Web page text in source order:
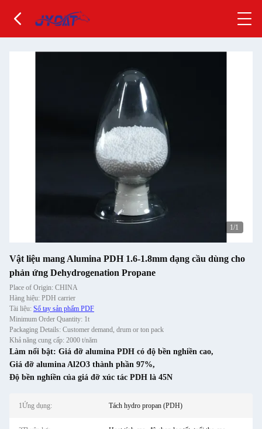
1/1
Vật liệu mang Alumina PDH 1.6-1.8mm dạng cầu dùng cho
phản ứng Dehydrogenation Propane
Place of Origin: CHINA
Hàng hiệu: PDH carrier
Tài liệu: Sổ tay sản phẩm PDF
Minimum Order Quantity: 1t
Packaging Details: Customer demand, drum or ton pack
Khả năng cung cấp: 2000 t/năm
Làm nổi bật: Giá đỡ alumina PDH có độ bền nghiền cao,
Giá đỡ alumina Al2O3 thành phần 97%,
Độ bền nghiền của giá đỡ xúc tác PDH là 45N
1Ứng dụng: Tách hydro propan (PDH)